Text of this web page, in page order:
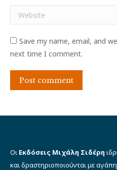
Website
Save my name, email, and
next time I comment.
Post comment
Οι Εκδόσεις Μιχάλη Σιδέρη
και δραστηριοποιούνται με